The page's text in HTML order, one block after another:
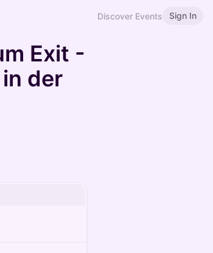
Discover Events Sign In
Exit -
der